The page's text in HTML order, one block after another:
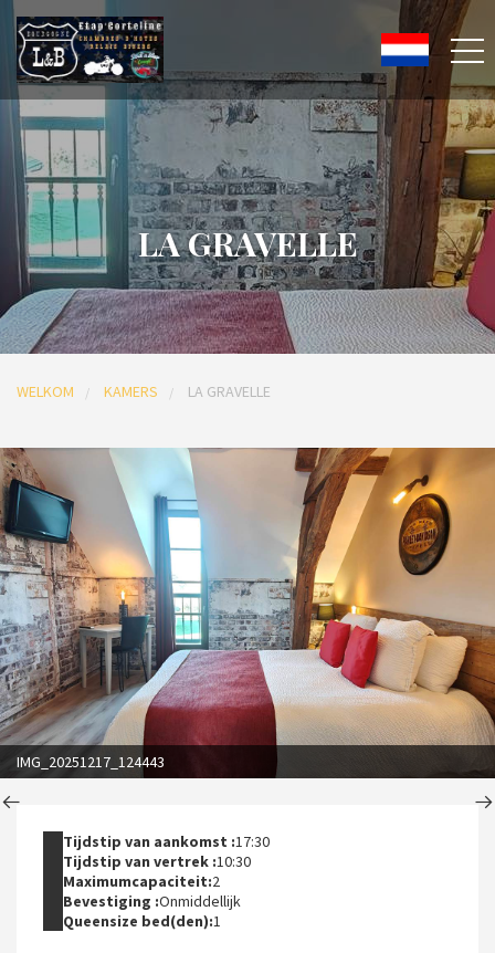
LA GRAVELLE
WELKOM KAMERS LA GRAVELLE
IMG_20251217_124443
Tijdstip van aankomst :17:30
Tijdstip van vertrek :10:30
Maximumcapaciteit:2
Bevestiging :Onmiddellijk
Queensize bed(den):1